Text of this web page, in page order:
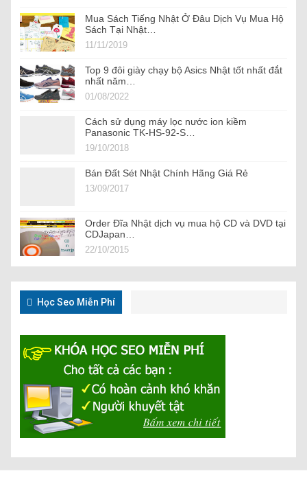
Mua Sách Tiếng Nhật Ở Đâu Dịch Vụ Mua Hộ
Sách Tại Nhật…
11/11/2019
Top 9 đôi giày chạy bộ Asics Nhật tốt nhất đắt
nhất năm…
01/08/2022
Cách sử dụng máy lọc nước ion kiềm
Panasonic TK-HS-92-S…
19/10/2018
Bán Đất Sét Nhật Chính Hãng Giá Rẻ
13/09/2017
Order Đĩa Nhật dịch vụ mua hộ CD và DVD tại
CDJapan…
22/10/2015
Học Seo Miễn Phí